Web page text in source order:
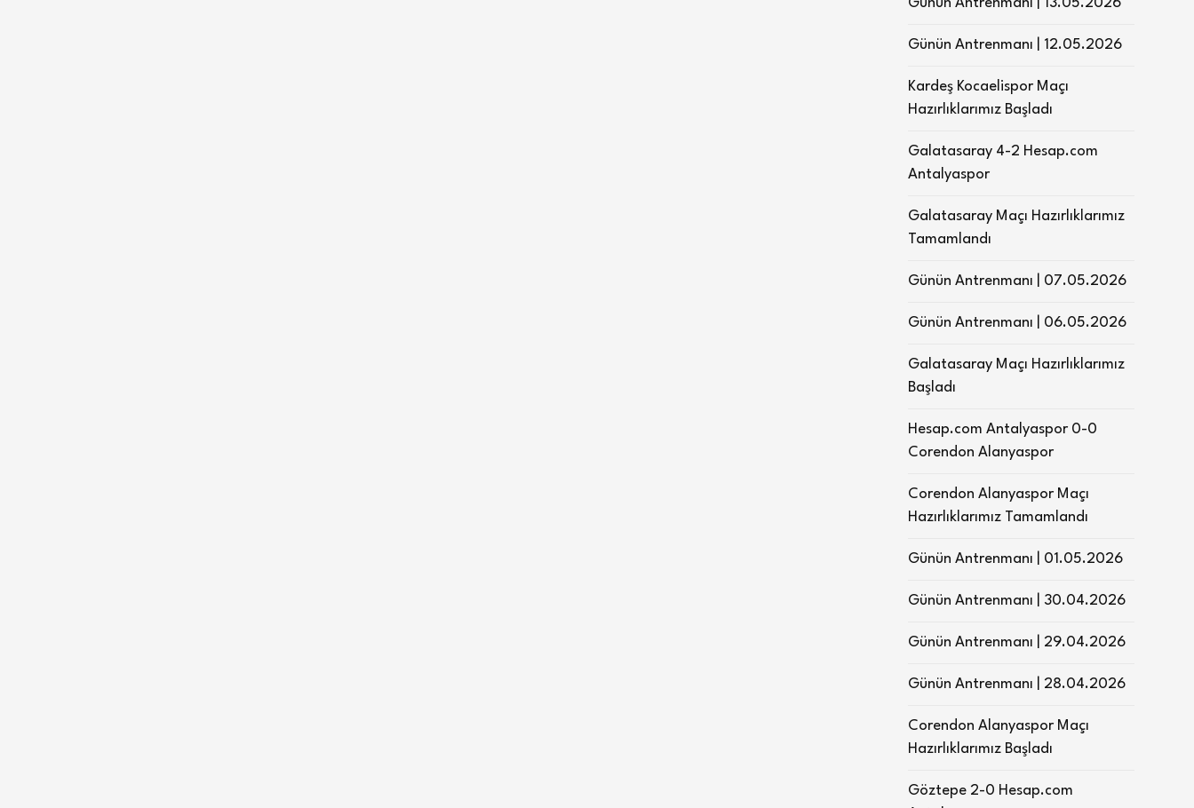
Günün Antrenmanı | 13.05.2026
Günün Antrenmanı | 12.05.2026
Kardeş Kocaelispor Maçı
Hazırlıklarımız Başladı
Galatasaray 4-2 Hesap.com
Antalyaspor
Galatasaray Maçı Hazırlıklarımız
Tamamlandı
Günün Antrenmanı | 07.05.2026
Günün Antrenmanı | 06.05.2026
Galatasaray Maçı Hazırlıklarımız
Başladı
Hesap.com Antalyaspor 0-0
Corendon Alanyaspor
Corendon Alanyaspor Maçı
Hazırlıklarımız Tamamlandı
Günün Antrenmanı | 01.05.2026
Günün Antrenmanı | 30.04.2026
Günün Antrenmanı | 29.04.2026
Günün Antrenmanı | 28.04.2026
Corendon Alanyaspor Maçı
Hazırlıklarımız Başladı
Göztepe 2-0 Hesap.com